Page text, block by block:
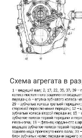
Схема агрегата в